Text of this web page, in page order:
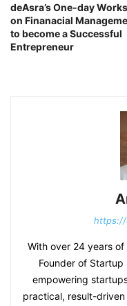
deAsra’s One-day
on Finanacial
to become a Successful
Entrepreneur
https://
With over 24 years
Founder of
empowering
practical, result-